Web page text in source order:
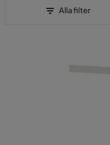
Alla filter